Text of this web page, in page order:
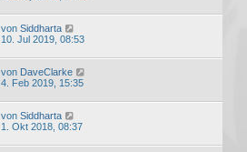
von Siddharta
10. Jul 2019, 08:53
von DaveClarke
4. Feb 2019, 15:35
von Siddharta
1. Okt 2018, 08:37